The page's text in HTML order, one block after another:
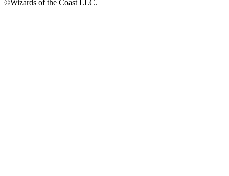
©Wizards of the Coast LLC.